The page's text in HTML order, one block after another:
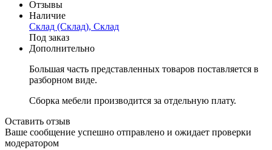
Отзывы
Наличие
Склад (Склад), Склад
Под заказ
Дополнительно
Большая часть представленных товаров поставляется в
разборном виде.
Сборка мебели производится за отдельную плату.
Оставить отзыв
Ваше сообщение успешно отправлено и ожидает проверки
модератором